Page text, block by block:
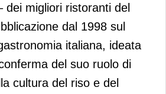
dei migliori ristoranti del
dal 1998 sul
italiana, ideata
del suo ruolo di
cultura del riso e del